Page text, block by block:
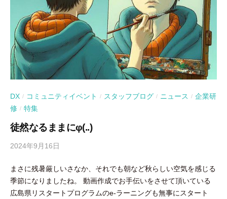
DX / コミュニティイベント / スタッフブログ / ニュース / 企業研
修 / 特集
徒然なるままにφ(..)
2024年9月16日
吉
田
豪
まさに残暑厳しいさなか、それでも朝など秋らしい空気を感じる
季節になりましたね。 動画作成でお手伝いをさせて頂いている
広島県リスタートプログラムのe-ラーニングも無事にスタート